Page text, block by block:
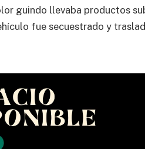
guindo llevaba productos
fue secuestrado y